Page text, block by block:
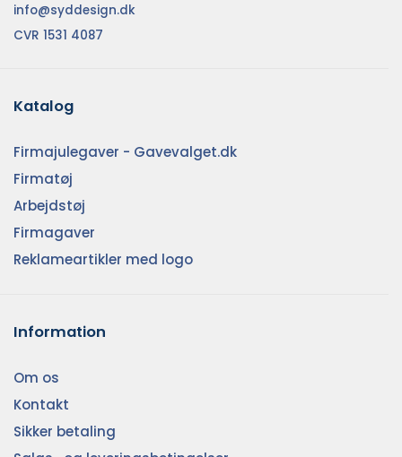
info@syddesign.dk
CVR 1531 4087
Katalog
Firmajulegaver - Gavevalget.dk
Firmatøj
Arbejdstøj
Firmagaver
Reklameartikler med logo
Information
Om os
Kontakt
Sikker betaling